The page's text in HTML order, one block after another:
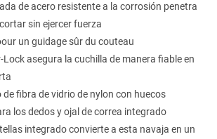
de acero resistente a la corrosión penetra
sin ejercer fuerza
un guidage sûr du couteau
Lock asegura la cuchilla de manera fiable en
fibra de vidrio de nylon con huecos
los dedos y ojal de correa integrado
integrado convierte a esta navaja en un